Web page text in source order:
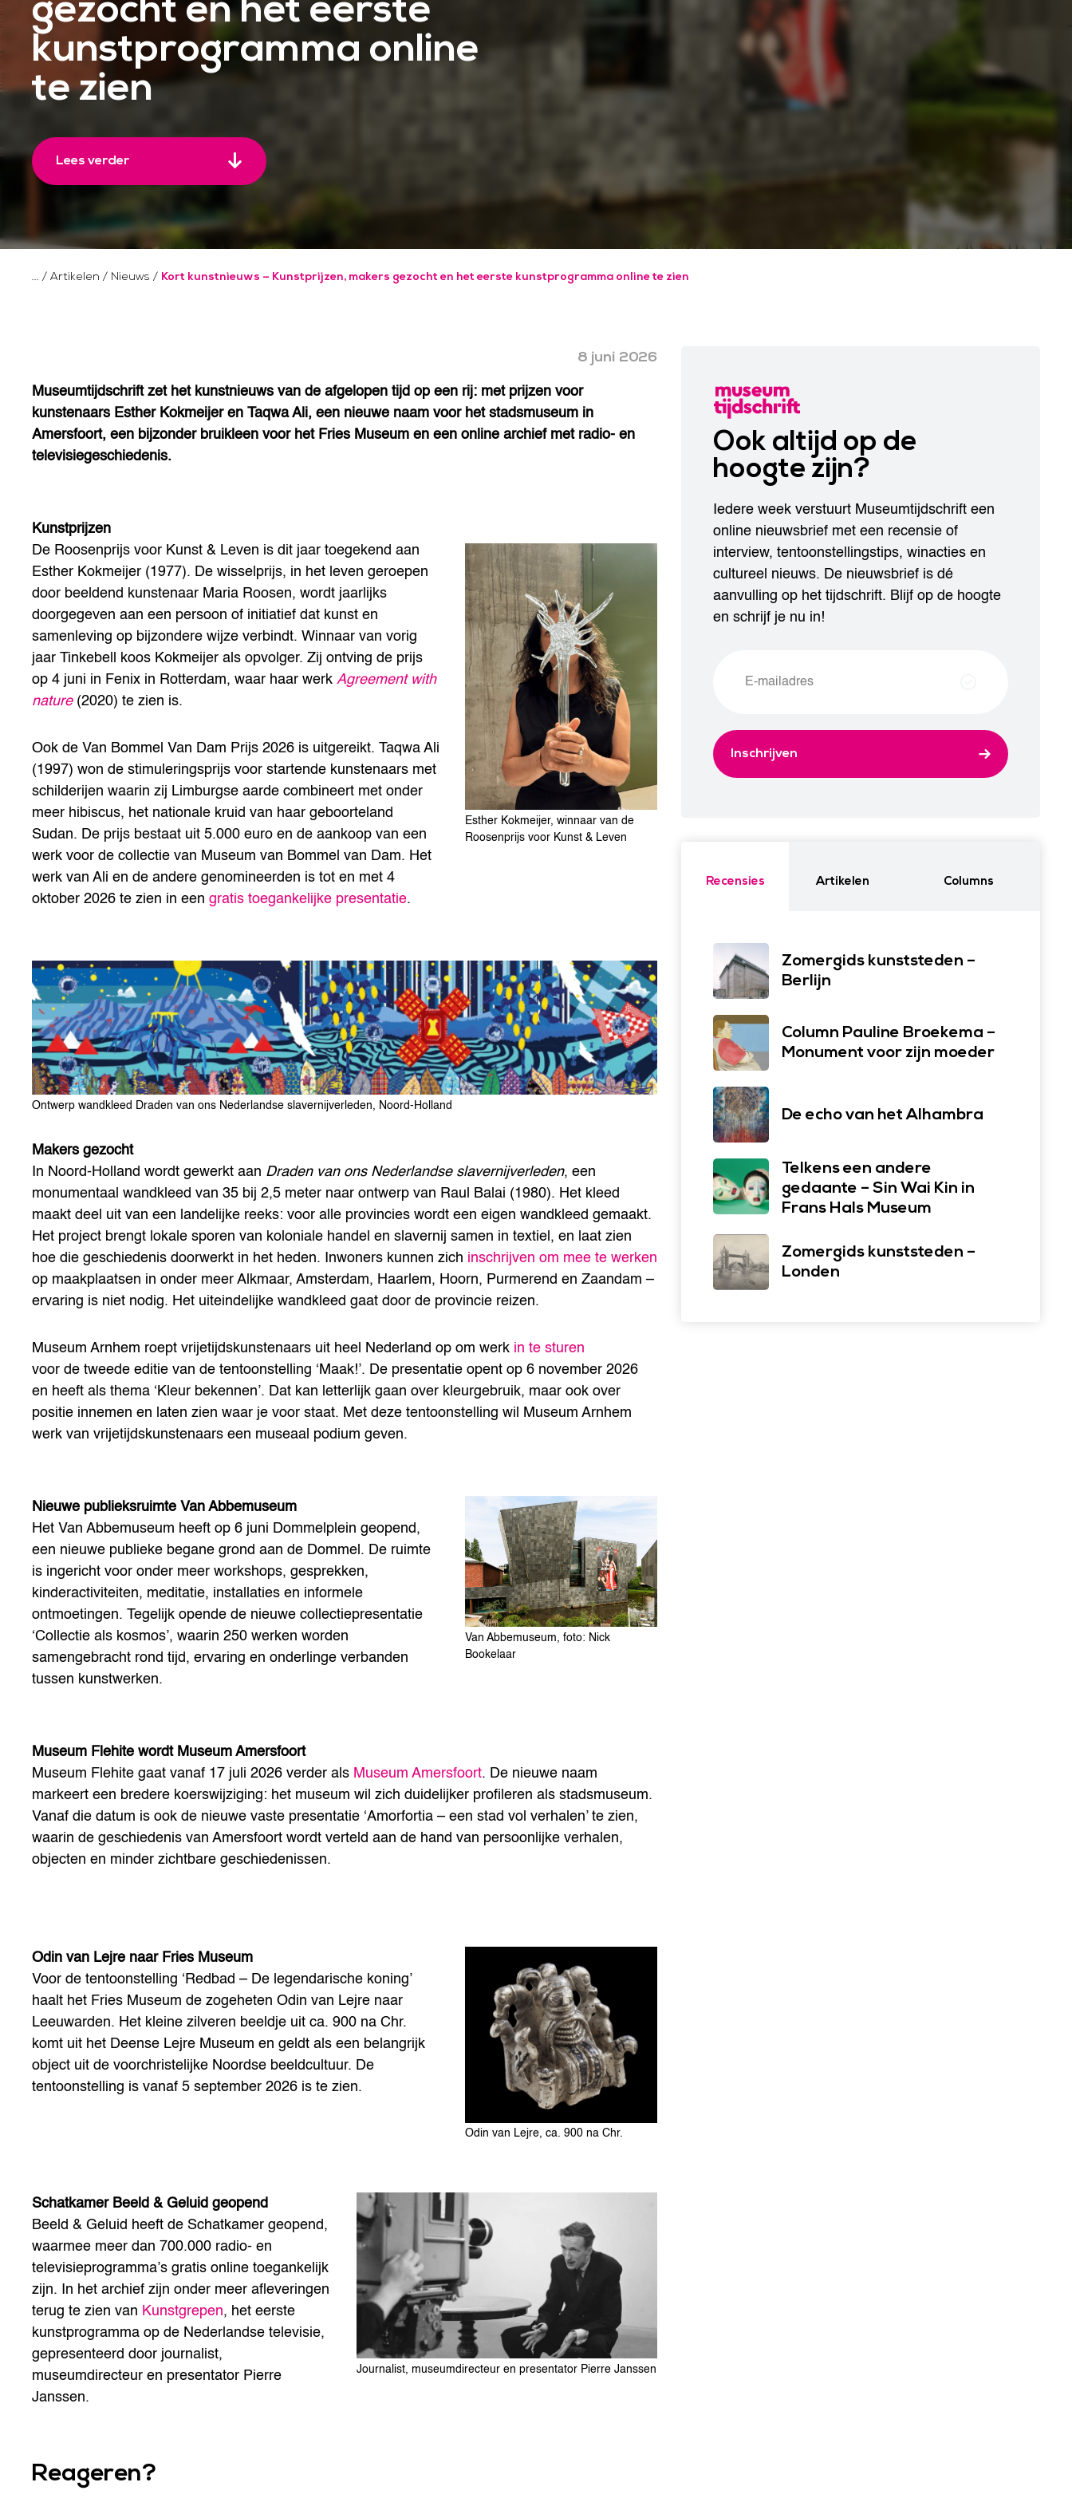
kunstprogramma online
te zien
Lees verder
/ Artikelen / Nieuws / Kort kunstnieuws – Kunstprijzen, makers gezocht en het eerste kunstprogramma online te zien
8 juni 2026
Museumtijdschrift zet het kunstnieuws van de afgelopen tijd op een rij: met prijzen voor
kunstenaars Esther Kokmeijer en Taqwa Ali, een nieuwe naam voor het stadsmuseum in
Amersfoort, een bijzonder bruikleen voor het Fries Museum en een online archief met radio- en
televisiegeschiedenis.
Kunstprijzen
De Roosenprijs voor Kunst & Leven is dit jaar toegekend aan
Esther Kokmeijer (1977). De wisselprijs, in het leven geroepen
door beeldend kunstenaar Maria Roosen, wordt jaarlijks
doorgegeven aan een persoon of initiatief dat kunst en
samenleving op bijzondere wijze verbindt. Winnaar van vorig
jaar Tinkebell koos Kokmeijer als opvolger. Zij ontving de prijs
op 4 juni in Fenix in Rotterdam, waar haar werkAgreement with
nature(2020) te zien is.
Ook de Van Bommel Van Dam Prijs 2026 is uitgereikt. Taqwa Ali
(1997) won de stimuleringsprijs voor startende kunstenaars met
schilderijen waarin zij Limburgse aarde combineert met onder
meer hibiscus, het nationale kruid van haar geboorteland
Sudan. De prijs bestaat uit 5.000 euro en de aankoop van een
werk voor de collectie van Museum van Bommel van Dam. Het
werk van Ali en de andere genomineerden is tot en met 4
oktober 2026 te zien in een gratis toegankelijke presentatie.
Esther Kokmeijer, winnaar van de
Roosenprijs voor Kunst & Leven
Ontwerp wandkleed Draden van ons Nederlandse slavernijverleden, Noord-Holland
Makers gezocht
In Noord-Holland wordt gewerkt aan Draden van ons Nederlandse slavernijverleden, een
monumentaal wandkleed van 35 bij 2,5 meter naar ontwerp van Raul Balai (1980). Het kleed
maakt deel uit van een landelijke reeks: voor alle provincies wordt een eigen wandkleed gemaakt.
Het project brengt lokale sporen van koloniale handel en slavernij samen in textiel, en laat zien
hoe die geschiedenis doorwerkt in het heden. Inwoners kunnen zich inschrijven om mee te werken
op maakplaatsen in onder meer Alkmaar, Amsterdam, Haarlem, Hoorn, Purmerend en Zaandam –
ervaring is niet nodig. Het uiteindelijke wandkleed gaat door de provincie reizen.
Museum Arnhem roept vrijetijdskunstenaars uit heel Nederland op om werk in te sturen
voor de tweede editie van de tentoonstelling ‘Maak!’. De presentatie opent op 6 november 2026
en heeft als thema ‘Kleur bekennen’. Dat kan letterlijk gaan over kleurgebruik, maar ook over
positie innemen en laten zien waar je voor staat. Met deze tentoonstelling wil Museum Arnhem
werk van vrijetijdskunstenaars een museaal podium geven.
Nieuwe publieksruimte Van Abbemuseum
Het Van Abbemuseum heeft op 6 juni Dommelplein geopend,
een nieuwe publieke begane grond aan de Dommel. De ruimte
is ingericht voor onder meer workshops, gesprekken,
kinderactiviteiten, meditatie, installaties en informele
ontmoetingen. Tegelijk opende de nieuwe collectiepresentatie
‘Collectie als kosmos’, waarin 250 werken worden
samengebracht rond tijd, ervaring en onderlinge verbanden
tussen kunstwerken.
Van Abbemuseum, foto: Nick
Bookelaar
Museum Flehite wordt Museum Amersfoort
Museum Flehite gaat vanaf 17 juli 2026 verder als Museum Amersfoort. De nieuwe naam
markeert een bredere koerswijziging: het museum wil zich duidelijker profileren als stadsmuseum.
Vanaf die datum is ook de nieuwe vaste presentatie ‘Amorfortia – een stad vol verhalen’ te zien,
waarin de geschiedenis van Amersfoort wordt verteld aan de hand van persoonlijke verhalen,
objecten en minder zichtbare geschiedenissen.
Odin van Lejre naar Fries Museum
Voor de tentoonstelling ‘Redbad – De legendarische koning’
haalt het Fries Museum de zogeheten Odin van Lejre naar
Leeuwarden. Het kleine zilveren beeldje uit ca. 900 na Chr.
komt uit het Deense Lejre Museum en geldt als een belangrijk
object uit de voorchristelijke Noordse beeldcultuur. De
tentoonstelling is vanaf 5 september 2026 is te zien.
Odin van Lejre, ca. 900 na Chr.
Schatkamer Beeld & Geluid geopend
Beeld & Geluid heeft de Schatkamer geopend,
waarmee meer dan 700.000 radio- en
televisieprogramma’s gratis online toegankelijk
zijn. In het archief zijn onder meer afleveringen
terug te zien van Kunstgrepen, het eerste
kunstprogramma op de Nederlandse televisie,
gepresenteerd door journalist,
museumdirecteur en presentator Pierre
Janssen.
Journalist, museumdirecteur en presentator Pierre Janssen
Reageren?
Ook altijd op de
hoogte zijn?
Iedere week verstuurt Museumtijdschrift een
online nieuwsbrief met een recensie of
interview, tentoonstellingstips, winacties en
cultureel nieuws. De nieuwsbrief is dé
aanvulling op het tijdschrift. Blijf op de hoogte
en schrijf je nu in!
Inschrijven
Recensies Artikelen Columns
Zomergids kunststeden –
Berlijn
Column Pauline Broekema –
Monument voor zijn moeder
De echo van het Alhambra
Telkens een andere
gedaante – Sin Wai Kin in
Frans Hals Museum
Zomergids kunststeden –
Londen